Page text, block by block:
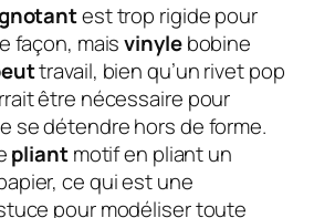
est trop rigide pour
façon, maisvinylebobine
travail, bien qu’un rivet pop
être nécessaire pour
se détendre hors de forme.
pliantmotif en pliant un
ce qui est une
pour modéliser toute